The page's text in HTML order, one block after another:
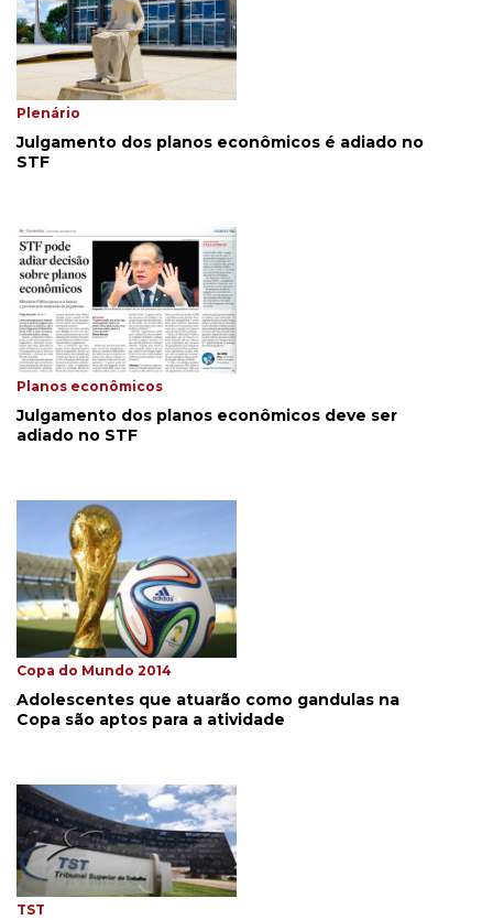
Plenário
Julgamento dos planos econômicos é adiado no
STF
Planos econômicos
Julgamento dos planos econômicos deve ser
adiado no STF
Copa do Mundo 2014
Adolescentes que atuarão como gandulas na
Copa são aptos para a atividade
TST